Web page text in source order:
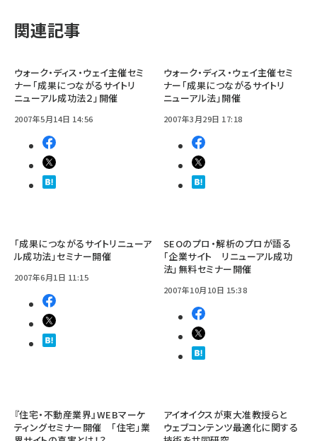
関連記事
ウォーク・ディス・ウェイ主催セミ
ナー「成果につながるサイトリ
ニューアル成功法２」開催
2007年5月14日 14:56
ウォーク・ディス・ウェイ主催セミ
ナー「成果につながるサイトリ
ニューアル法」開催
2007年3月29日 17:18
「成果につながるサイトリニューア
ル成功法」セミナー開催
2007年6月1日 11:15
SEOのプロ・解析のプロが語る
「企業サイト リニューアル成功
法」無料セミナー開催
2007年10月10日 15:38
『住宅・不動産業界』WEBマーケ
ティングセミナー開催 「住宅」業
アイオイクスが東大准教授らと
ウェブコンテンツ最適化に関する